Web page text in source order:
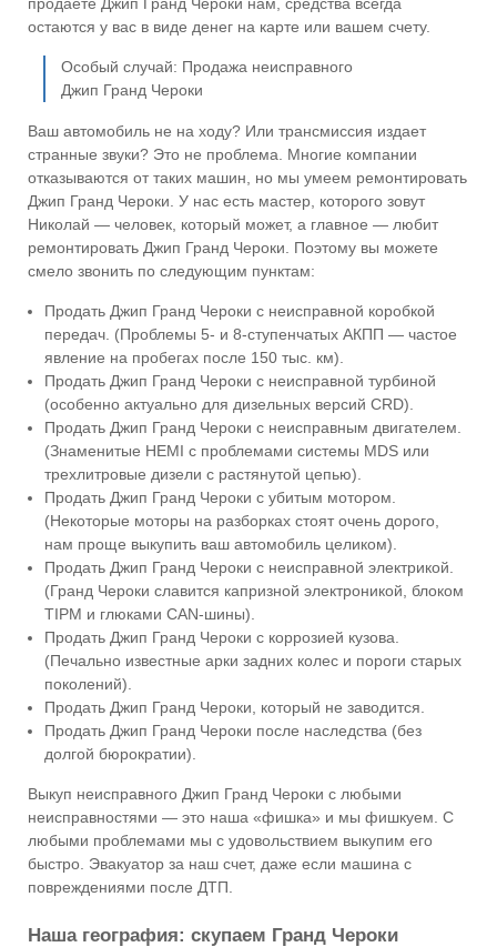
остаются у вас в виде денег на карте или вашем счету.
Особый случай: Продажа неисправного
Джип Гранд Чероки
Ваш автомобиль не на ходу? Или трансмиссия издает
странные звуки? Это не проблема. Многие компании
отказываются от таких машин, но мы умеем ремонтировать
Джип Гранд Чероки. У нас есть мастер, которого зовут
Николай — человек, который может, а главное — любит
ремонтировать Джип Гранд Чероки. Поэтому вы можете
смело звонить по следующим пунктам:
Продать Джип Гранд Чероки с неисправной коробкой
передач. (Проблемы 5- и 8-ступенчатых АКПП — частое
явление на пробегах после 150 тыс. км).
Продать Джип Гранд Чероки с неисправной турбиной
(особенно актуально для дизельных версий CRD).
Продать Джип Гранд Чероки с неисправным двигателем.
(Знаменитые HEMI с проблемами системы MDS или
трехлитровые дизели с растянутой цепью).
Продать Джип Гранд Чероки с убитым мотором.
(Некоторые моторы на разборках стоят очень дорого,
нам проще выкупить ваш автомобиль целиком).
Продать Джип Гранд Чероки с неисправной электрикой.
(Гранд Чероки славится капризной электроникой, блоком
TIPM и глюками CAN-шины).
Продать Джип Гранд Чероки с коррозией кузова.
(Печально известные арки задних колес и пороги старых
поколений).
Продать Джип Гранд Чероки, который не заводится.
Продать Джип Гранд Чероки после наследства (без
долгой бюрократии).
Выкуп неисправного Джип Гранд Чероки с любыми
неисправностями — это наша «фишка» и мы фишкуем. С
любыми проблемами мы с удовольствием выкупим его
быстро. Эвакуатор за наш счет, даже если машина с
повреждениями после ДТП.
Наша география: скупаем Гранд Чероки